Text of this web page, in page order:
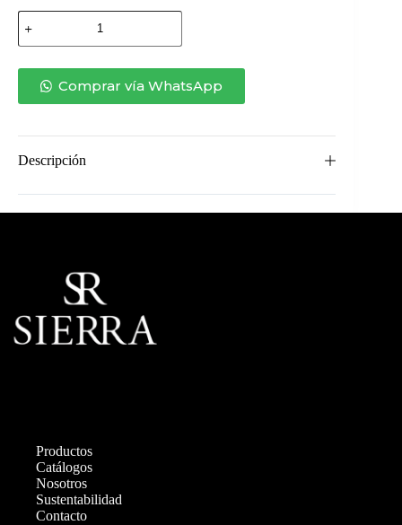
SOFÁ
LOFT
II
LUGARES
BRAZO
cantidad
Comprar vía WhatsApp
Descripción
Productos
Catálogos
Nosotros
Sustentabilidad
Contacto